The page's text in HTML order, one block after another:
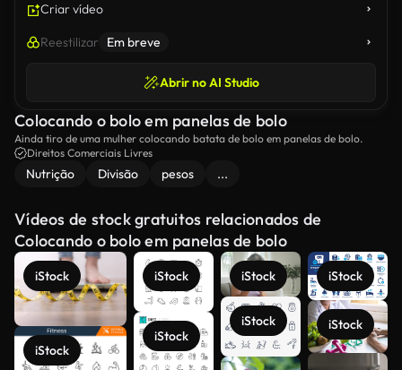
Criar vídeo
Reestilizar Em breve
Abrir no AI Studio
Colocando o bolo em panelas de bolo
Ainda tiro de uma mulher colocando batata de bolo em panelas de bolo.
Direitos Comerciais Livres
Nutrição Divisão pesos ...
Vídeos de stock gratuitos relacionados de
Colocando o bolo em panelas de bolo
iStock
iStock
iStock
iStock
iStock
iStock
iStock
iStock